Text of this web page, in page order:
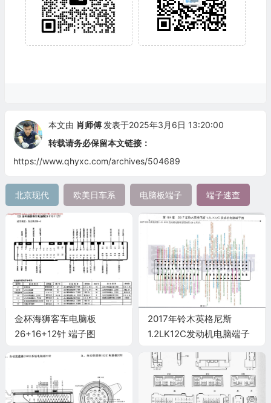
本文由 肖师傅 发表于2025年3月6日 13:20:00
转载请务必保留本文链接：
https://www.qhyxc.com/archives/504689
北京现代 欧美日车系 电脑板端子 端子速查
金杯海狮客车电脑板
26+16+12针 端子图
2017年铃木英格尼斯
1.2LK12C发动机电脑端子